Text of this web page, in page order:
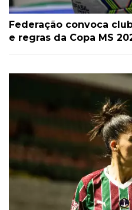
Federação convoca
e regras da Copa MS